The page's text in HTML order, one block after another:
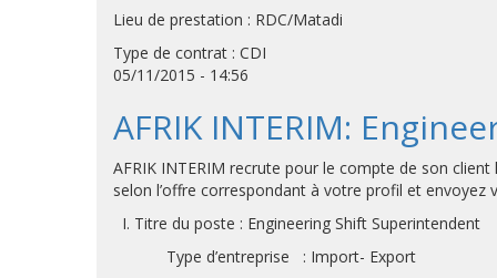
Lieu de prestation : RDC/Matadi
Type de contrat : CDI
05/11/2015 - 14:56
AFRIK INTERIM:
AFRIK INTERIM recrute pour le compte de son
selon l’offre correspondant à votre profil et
I. Titre du poste : Engineering Shift Superintendent
Type d’entreprise : Import- Export